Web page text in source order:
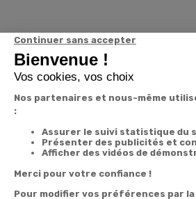
A propos de
Partenariats
Avis Clients
Données
personnelles et
Paramétrer
les cookies
Mentions
légales